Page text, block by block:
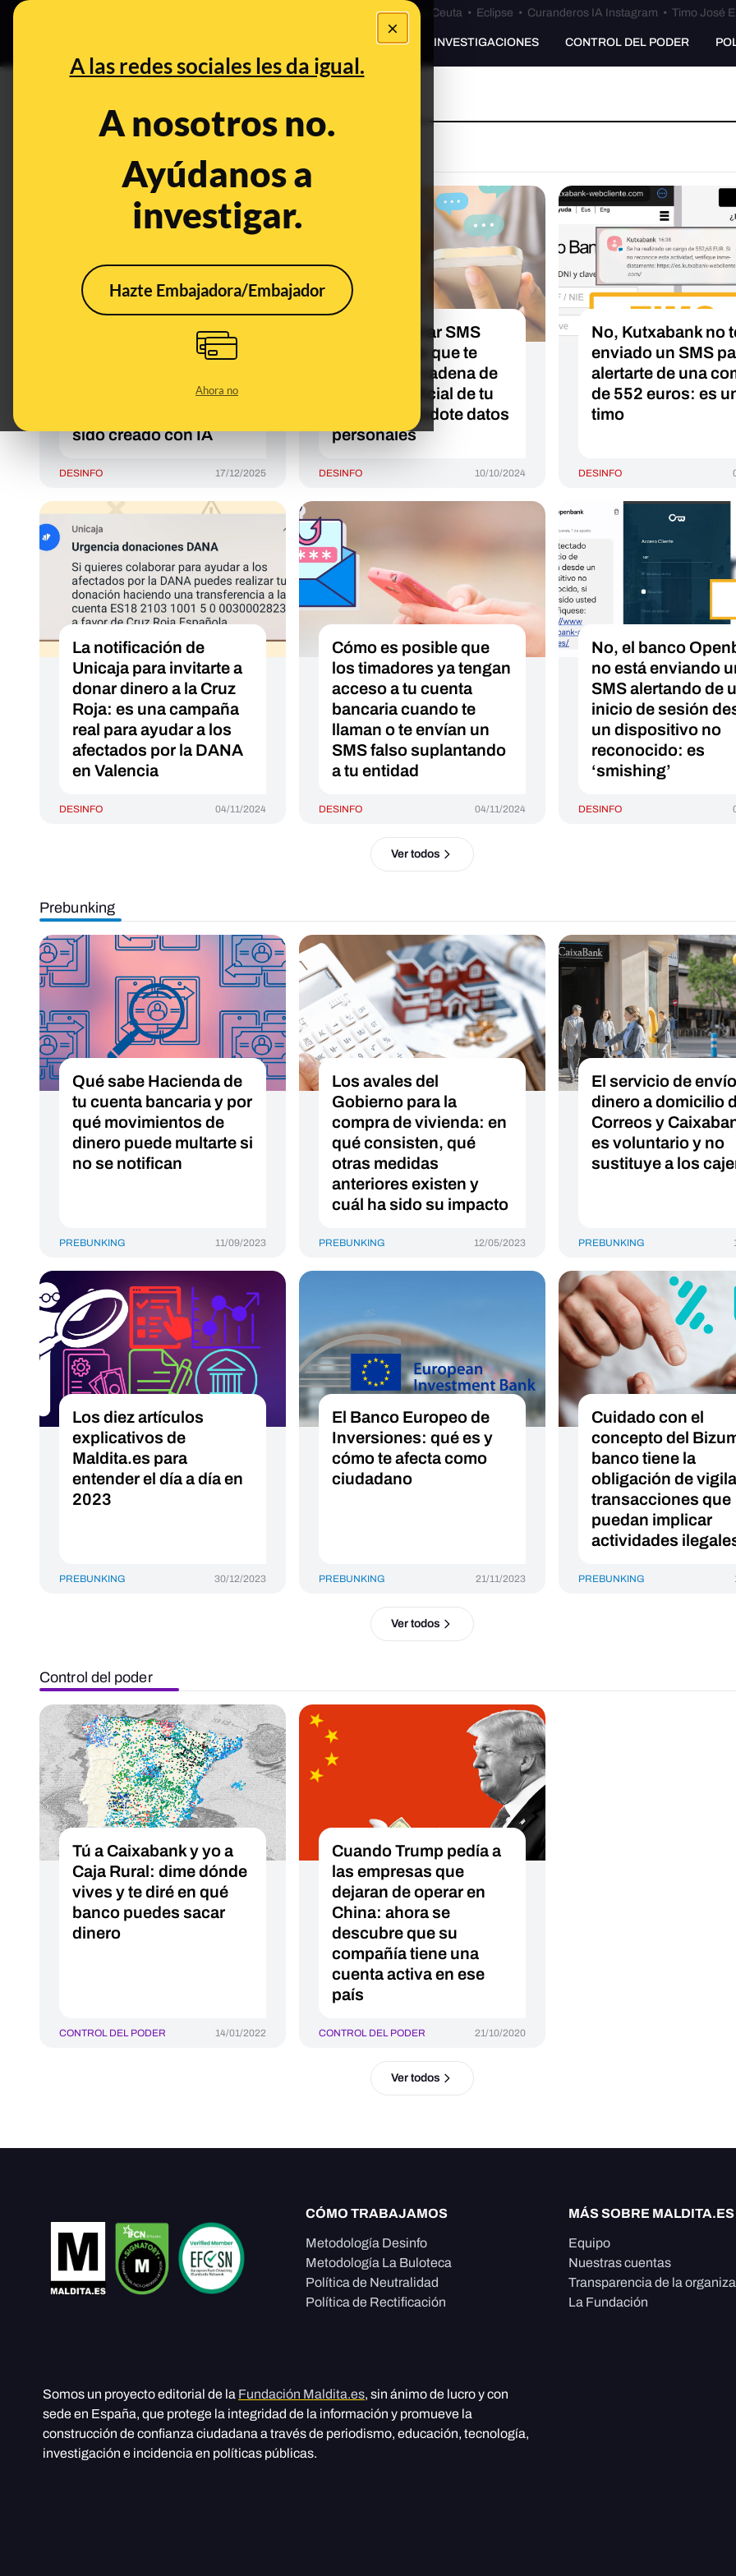
×
A las redes sociales les da igual.
A nosotros no.
Ayúdanos a
investigar.
Hazte Embajadora/Embajador
Ahora no
Especial Ceuta•Bulos Ceuta • Eclipse • Curanderos IA Instagram • Timo José
PREBUNKING INVESTIGACIONES CONTROL DEL PODER
El vídeo de dos mujeres
musulmanas que no
un banco por usar
sido creado con IA
DESINFO 17/12/2025
Cómo detectar SMS
fraudulentos que te
llegan en la cadena de
mensajes oficial de tu
banco pidiéndote datos
personales
DESINFO 10/10/2024
No, Kutxabank no
enviado un SMS
alertarte de una
de 552 euros: es
timo
DESINFO
La notificación de
Unicaja para invitarte a
donar dinero a la Cruz
Roja: es una campaña
real para ayudar a los
afectados por la DANA
en Valencia
DESINFO 04/11/2024
Cómo es posible que
los timadores ya tengan
acceso a tu cuenta
bancaria cuando te
llaman o te envían un
SMS falso suplantando
a tu entidad
DESINFO 04/11/2024
No, el banco
no está enviando
SMS alertando de
inicio de sesión
un dispositivo no
reconocido: es
‘smishing’
DESINFO
Ver todos
Prebunking
Qué sabe Hacienda de
tu cuenta bancaria y por
qué movimientos de
dinero puede multarte si
no se notifican
PREBUNKING 11/09/2023
Los avales del
Gobierno para la
compra de vivienda: en
qué consisten, qué
otras medidas
anteriores existen y
cuál ha sido su impacto
PREBUNKING 12/05/2023
El servicio de
dinero a domicilio
Correos y
es voluntario y no
sustituye a los
PREBUNKING
Los diez artículos
explicativos de
Maldita.es para
entender el día a día en
2023
PREBUNKING 30/12/2023
El Banco Europeo de
Inversiones: qué es y
cómo te afecta como
ciudadano
PREBUNKING 21/11/2023
Cuidado con el
concepto del
banco tiene la
obligación de
transacciones que
puedan implicar
actividades
PREBUNKING
Ver todos
Control del poder
Tú a Caixabank y yo a
Caja Rural: dime dónde
vives y te diré en qué
banco puedes sacar
dinero
CONTROL DEL PODER 14/01/2022
Cuando Trump pedía a
las empresas que
dejaran de operar en
China: ahora se
descubre que su
compañía tiene una
cuenta activa en ese
país
CONTROL DEL PODER 21/10/2020
Ver todos
CÓMO TRABAJAMOS
Metodología Desinfo
Metodología La Buloteca
Política de Neutralidad
Política de Rectificación
MÁS SOBRE MALDITA.ES
Equipo
Nuestras cuentas
Transparencia de la
La Fundación
Somos un proyecto editorial de la Fundación Maldita.es, sin ánimo de lucro y con
sede en España, que protege la integridad de la información y promueve la
construcción de confianza ciudadana a través de periodismo, educación, tecnología,
investigación e incidencia en políticas públicas.